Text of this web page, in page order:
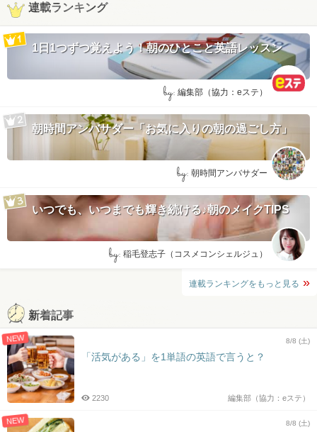
連載ランキング
1日1つずつ覚えよう！朝のひとこと英語レッスン
by: 編集部（協力：eステ）
朝時間アンバサダー「お気に入りの朝の過ごし方」
by: 朝時間アンバサダー
いつでも、いつまでも輝き続ける♪朝のメイクTIPS
by: 稲毛登志子（コスメコンシェルジュ）
連載ランキングをもっと見る
新着記事
NEW 8/8 (土)
「活気がある」を1単語の英語で言うと？
編集部（協力：eステ）
2230
NEW 8/8 (土)